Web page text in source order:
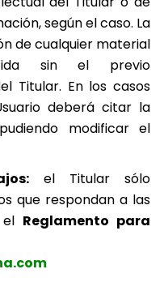
según el caso. La
de cualquier material
sin el previo
Titular. En los casos
deberá citar la
modificar el
el Titular sólo
que respondan a las
Reglamento para